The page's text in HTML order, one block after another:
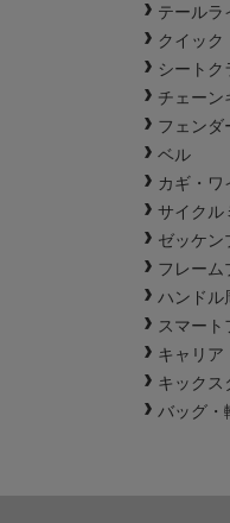
テールラ
クイック
シートク
チェーン
フェンダ
ベル
カギ・ワ
サイクル
ゼッケン
フレーム
ハンドル
スマート
キャリア
キックス
バッグ・